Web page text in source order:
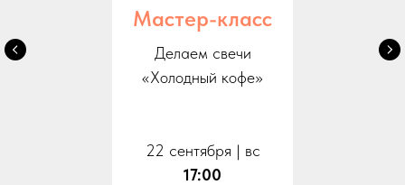
Мастер-класс
Делаем свечи
«Холодный кофе»
22 сентября | вс
17:00